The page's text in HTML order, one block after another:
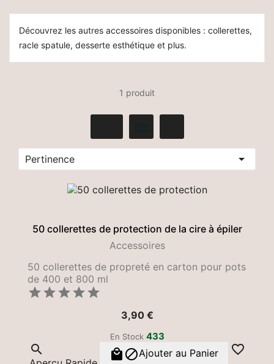
Découvrez les autres accessoires disponibles : collerettes,
racle spatule, desserte esthétique et plus.
1 produit
Pertinence 
50 collerettes de protection de la cire à épiler
Accessoires
50 collerettes de propreté en carton pour pots
de 400 et 800 ml

3,90 €Prix
En Stock 433
  Ajouter au Panier 